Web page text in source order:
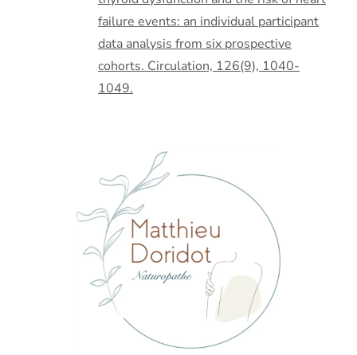
failure events: an individual participant
data analysis from six prospective
cohorts. Circulation, 126(9), 1040-
1049.